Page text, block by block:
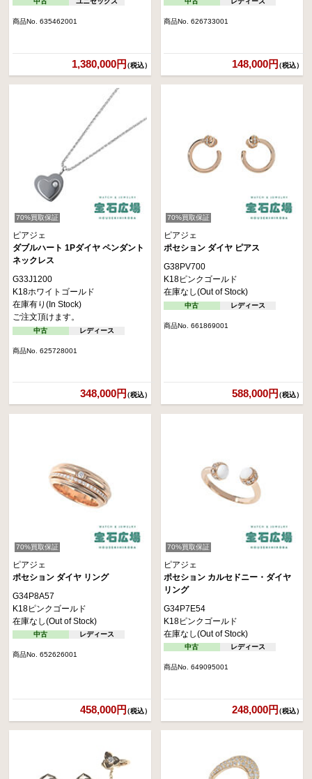
商品No. 635462001
1,380,000円（税込）
商品No. 626733001
148,000円（税込）
70%買取保証
ピアジェ
ダブルハート 1Pダイヤ ペンダント
ネックレス
G33J1200
K18ホワイトゴールド
在庫有り(In Stock)
ご注文頂けます。
中古 レディース
商品No. 625728001
348,000円（税込）
70%買取保証
ピアジェ
ポセション ダイヤ ピアス
G38PV700
K18ピンクゴールド
在庫なし(Out of Stock)
中古 レディース
商品No. 661869001
588,000円（税込）
70%買取保証
ピアジェ
ポセション ダイヤ リング
G34P8A57
K18ピンクゴールド
在庫なし(Out of Stock)
中古 レディース
商品No. 652626001
458,000円（税込）
70%買取保証
ピアジェ
ポセション カルセドニー・ダイヤ
リング
G34P7E54
K18ピンクゴールド
在庫なし(Out of Stock)
中古 レディース
商品No. 649095001
248,000円（税込）